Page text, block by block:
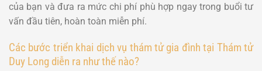
của bạn và đưa ra mức chi phí phù hợp ngay trong buổi tư
vấn đầu tiên, hoàn toàn miễn phí.
Các bước triển khai dịch vụ thám tử gia đình tại Thám tử
Duy Long diễn ra như thế nào?